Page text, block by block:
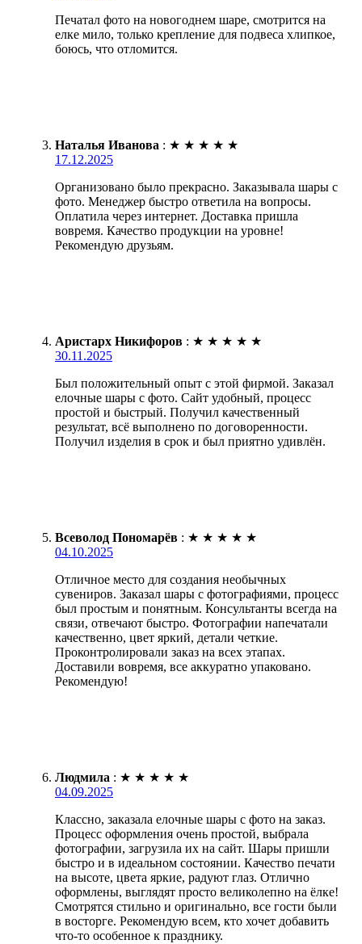
Печатал фото на новогоднем шаре, смотрится на
елке мило, только крепление для подвеса хлипкое,
боюсь, что отломится.
Наталья Иванова : ★ ★ ★ ★ ★
17.12.2025
Организовано было прекрасно. Заказывала шары с
фото. Менеджер быстро ответила на вопросы.
Оплатила через интернет. Доставка пришла
вовремя. Качество продукции на уровне!
Рекомендую друзьям.
Аристарх Никифоров : ★ ★ ★ ★ ★
30.11.2025
Был положительный опыт с этой фирмой. Заказал
елочные шары с фото. Сайт удобный, процесс
простой и быстрый. Получил качественный
результат, всё выполнено по договоренности.
Получил изделия в срок и был приятно удивлён.
Всеволод Пономарёв : ★ ★ ★ ★ ★
04.10.2025
Отличное место для создания необычных
сувениров. Заказал шары с фотографиями, процесс
был простым и понятным. Консультанты всегда на
связи, отвечают быстро. Фотографии напечатали
качественно, цвет яркий, детали четкие.
Проконтролировали заказ на всех этапах.
Доставили вовремя, все аккуратно упаковано.
Рекомендую!
Людмила : ★ ★ ★ ★ ★
04.09.2025
Классно, заказала елочные шары с фото на заказ.
Процесс оформления очень простой, выбрала
фотографии, загрузила их на сайт. Шары пришли
быстро и в идеальном состоянии. Качество печати
на высоте, цвета яркие, радуют глаз. Отлично
оформлены, выглядят просто великолепно на ёлке!
Смотрятся стильно и оригинально, все гости были
в восторге. Рекомендую всем, кто хочет добавить
что-то особенное к празднику.